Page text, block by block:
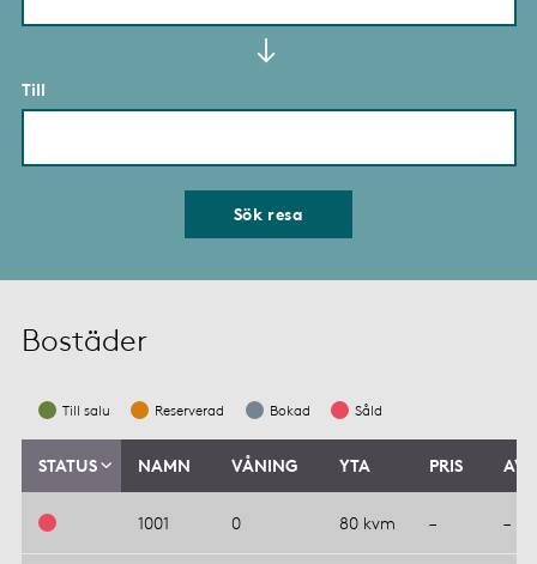
Till
Sök resa
Bostäder
Till salu Reserverad Bokad Såld
STATUS NAMN VÅNING YTA PRIS
1001 0 80 kvm – –